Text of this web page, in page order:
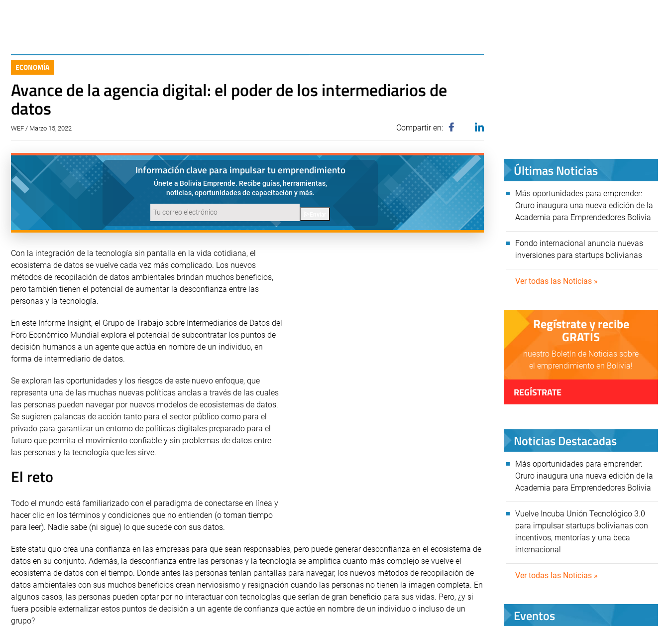
ECONOMÍA
Avance de la agencia digital: el poder de los intermediarios de
datos
WEF / Marzo 15, 2022 Compartir en:
Información clave para impulsar tu emprendimiento
Únete a Bolivia Emprende. Recibe guías, herramientas,
noticias, oportunidades de capacitación y más.
Con la integración de la tecnología sin pantalla en la vida cotidiana, el
ecosistema de datos se vuelve cada vez más complicado. Los nuevos
métodos de recopilación de datos ambientales brindan muchos beneficios,
pero también tienen el potencial de aumentar la desconfianza entre las
personas y la tecnología.
En este Informe Insight, el Grupo de Trabajo sobre Intermediarios de Datos del
Foro Económico Mundial explora el potencial de subcontratar los puntos de
decisión humanos a un agente que actúa en nombre de un individuo, en
forma de intermediario de datos.
Se exploran las oportunidades y los riesgos de este nuevo enfoque, que
representa una de las muchas nuevas políticas anclas a través de las cuales
las personas pueden navegar por nuevos modelos de ecosistemas de datos.
Se sugieren palancas de acción tanto para el sector público como para el
privado para garantizar un entorno de políticas digitales preparado para el
futuro que permita el movimiento confiable y sin problemas de datos entre
las personas y la tecnología que les sirve.
El reto
Todo el mundo está familiarizado con el paradigma de conectarse en línea y
hacer clic en los términos y condiciones que no entienden (o toman tiempo
para leer). Nadie sabe (ni sigue) lo que sucede con sus datos.
Este statu quo crea una confianza en las empresas para que sean responsables, pero puede generar desconfianza en el ecosistema de
datos en su conjunto. Además, la desconfianza entre las personas y la tecnología se amplifica cuanto más complejo se vuelve el
ecosistema de datos con el tiempo. Donde antes las personas tenían pantallas para navegar, los nuevos métodos de recopilación de
datos ambientales con sus muchos beneficios crean nerviosismo y resignación cuando las personas no tienen la imagen completa. En
algunos casos, las personas pueden optar por no interactuar con tecnologías que serían de gran beneficio para sus vidas. Pero, ¿y si
fuera posible externalizar estos puntos de decisión a un agente de confianza que actúe en nombre de un individuo o incluso de un
grupo?
Últimas Noticias
Más oportunidades para emprender:
Oruro inaugura una nueva edición de la
Academia para Emprendedores Bolivia
Fondo internacional anuncia nuevas
inversiones para startups bolivianas
Ver todas las Noticias »
Regístrate y recibe
GRATIS
nuestro Boletín de Noticias sobre
el emprendimiento en Bolivia!
REGÍSTRATE
Noticias Destacadas
Más oportunidades para emprender:
Oruro inaugura una nueva edición de la
Academia para Emprendedores Bolivia
Vuelve Incuba Unión Tecnológico 3.0
para impulsar startups bolivianas con
incentivos, mentorías y una beca
internacional
Ver todas las Noticias »
Eventos